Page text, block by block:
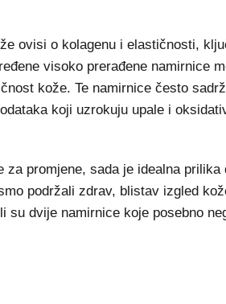
ovisi o kolagenu i elastičnosti,
visoko prerađene namirnice
kože. Te namirnice često
koji uzrokuju upale i
za promjene, sada je idealna
podržali zdrav, blistav izgled
dvije namirnice koje posebno